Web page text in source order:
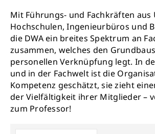
Mit Führungs- und Fachkräften aus
Hochschulen, Ingenieurbüros und
die DWA ein breites Spektrum an
zusammen, welches den
personellen Verknüpfung legt. In
und in der Fachwelt ist die
Kompetenz geschätzt, sie zieht
der Vielfältigkeit ihrer Mitglieder –
zum Professor!